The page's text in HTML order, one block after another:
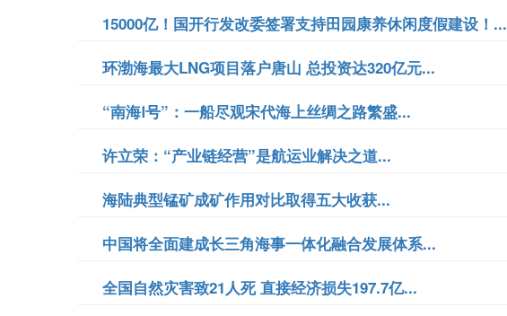
15000亿！国开行发改委签署支持田园康养休闲度假建设！...
环渤海最大LNG项目落户唐山 总投资达320亿元...
“南海Ⅰ号”：一船尽观宋代海上丝绸之路繁盛...
许立荣：“产业链经营”是航运业解决之道...
海陆典型锰矿成矿作用对比取得五大收获...
中国将全面建成长三角海事一体化融合发展体系...
全国自然灾害致21人死 直接经济损失197.7亿...